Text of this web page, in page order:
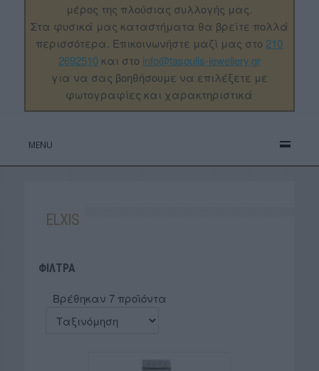
μέρος της πλούσιας συλλογής μας.
Στα φυσικά μας καταστήματα θα βρείτε πολλά
περισσότερα. Επικοινωνήστε μαζί μας στο 210
2692510και στο info@tasoulis-jewellery.gr
για να σας βοηθήσουμε να επιλέξετε με
φωτογραφίες και χαρακτηριστικά
MENU
ELXIS
ΦΙΛΤΡΑ
Βρέθηκαν 7 προϊόντα